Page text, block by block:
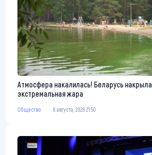
Атмосфера накалилась! Беларусь накрыла
экстремальная жара
Общество 6 августа, 2026 21:50